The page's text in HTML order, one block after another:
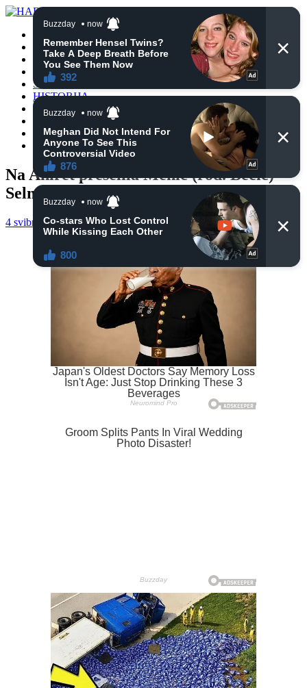
VIJESTI
BIH
TURSKA
SVIJET
HISTORIJA
RELIGIJA
ZANIMLJIVOSTI
CRNA HRONIKA
OBAVIJESTI
Na Ahiret preselila Mehić (rođ. Bečić)
Selma
4 svibnja, 2025 haberhana POČETNA